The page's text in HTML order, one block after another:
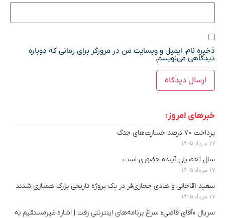
ذخیره نام، ایمیل و وبسایت من در مرورگر برای زمانی که دوباره
دیدگاهی می‌نویسم.
خبرهای امروز:
پرداخت ۷۰ درصد خسارت‌های جنگ
۱۷ مرداد ۱۴۰۵
سال تحصیلی آینده حضوری است
۱۷ مرداد ۱۴۰۵
سعید آقاخانی و هادی حجازی‌فر در یک پروژه تاریخی بزرگ همبازی شدند
۱۷ مرداد ۱۴۰۵
سریال «آقای قاضی» سراغ برنامه‌های اینترنتی رفت | اشاره غیرمستقیم به